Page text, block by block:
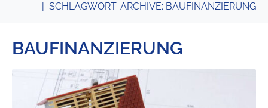
SCHLAGWORT-ARCHIVE: BAUFINANZIERUNG
BAUFINANZIERUNG